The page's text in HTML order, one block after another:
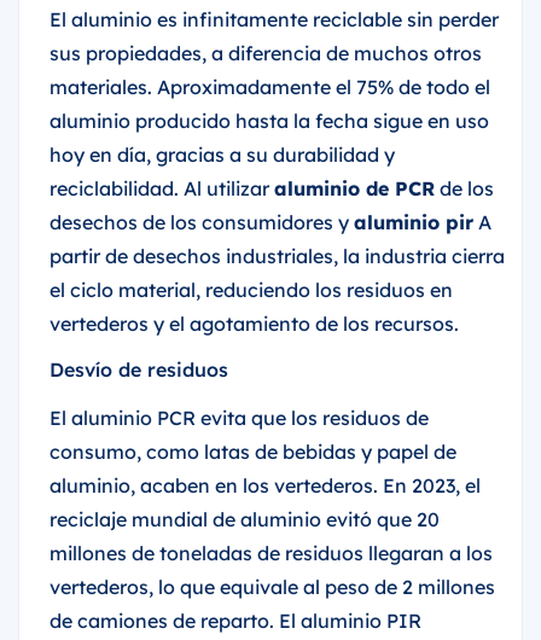
El aluminio es infinitamente reciclable sin perder
sus propiedades, a diferencia de muchos otros
materiales. Aproximadamente el 75% de todo el
aluminio producido hasta la fecha sigue en uso
hoy en día, gracias a su durabilidad y
reciclabilidad. Al utilizaraluminio de PCR de los
desechos de los consumidores y aluminio pir A
partir de desechos industriales, la industria cierra
el ciclo material, reduciendo los residuos en
vertederos y el agotamiento de los recursos.
Desvío de residuos
El aluminio PCR evita que los residuos de
consumo, como latas de bebidas y papel de
aluminio, acaben en los vertederos. En 2023, el
reciclaje mundial de aluminio evitó que 20
millones de toneladas de residuos llegaran a los
vertederos, lo que equivale al peso de 2 millones
de camiones de reparto. El aluminio PIR